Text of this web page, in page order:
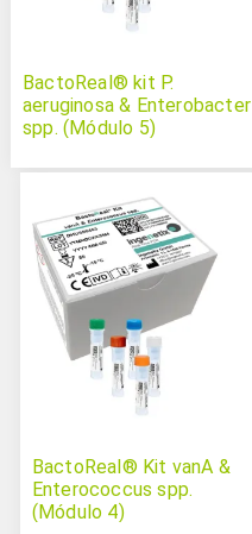
BactoReal® kit P.
aeruginosa & Enterobacter
spp. (Módulo 5)
BactoReal® Kit vanA &
Enterococcus spp.
(Módulo 4)